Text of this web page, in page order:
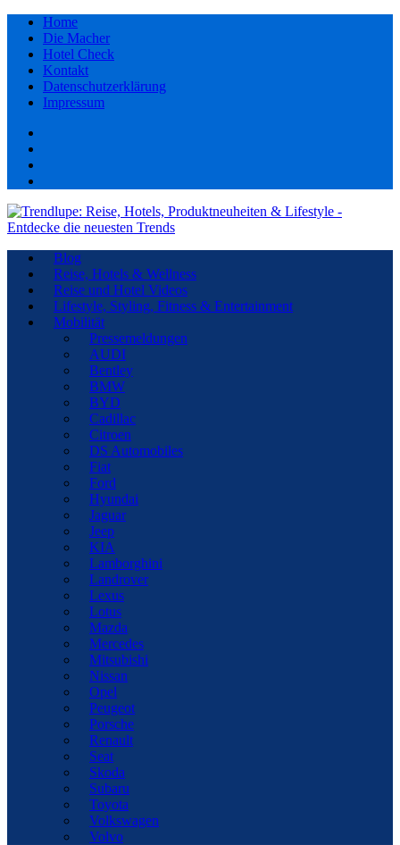
Home
Die Macher
Hotel Check
Kontakt
Datenschutzerklärung
Impressum
Blog
Reise, Hotels & Wellness
Reise und Hotel Videos
Lifestyle, Styling, Fitness & Entertainment
Mobilität
Pressemeldungen
AUDI
Bentley
BMW
BYD
Cadillac
Citroen
DS Automobiles
Fiat
Ford
Hyundai
Jaguar
Jeep
KIA
Lamborghini
Landrover
Lexus
Lotus
Mazda
Mercedes
Mitsubishi
Nissan
Opel
Peugeot
Porsche
Renault
Seat
Skoda
Subaru
Toyota
Volkswagen
Volvo